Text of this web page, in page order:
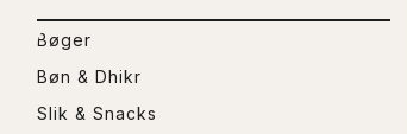
Bøger
Bøn & Dhikr
Slik & Snacks